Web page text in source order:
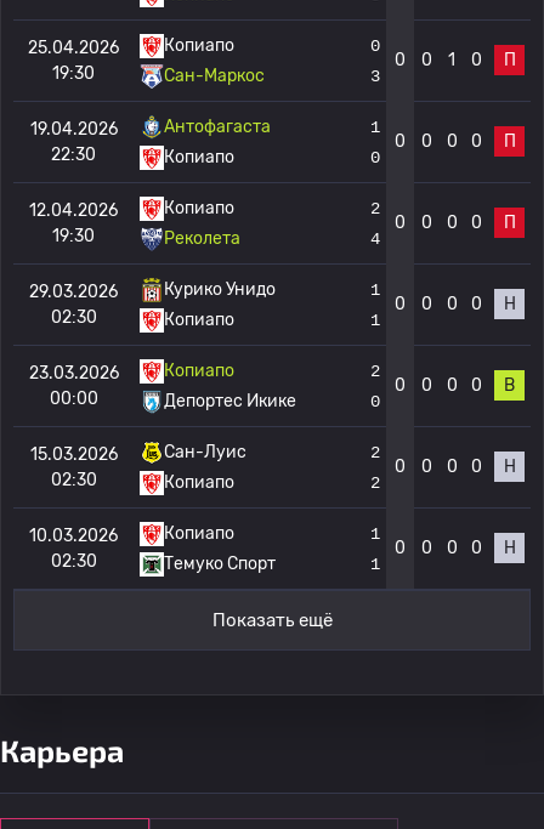
25.04.2026
19:30
Копиапо
Сан-Маркос
0
3
0 0 1 0 П
19.04.2026
22:30
Антофагаста
Копиапо
1
0
0 0 0 0 П
12.04.2026
19:30
Копиапо
Реколета
2
4
0 0 0 0 П
29.03.2026
02:30
Курико Унидо
Копиапо
1
1
0 0 0 0 Н
23.03.2026
00:00
Копиапо
Депортес Икике
2
0
0 0 0 0 В
15.03.2026
02:30
Сан-Луис
Копиапо
2
2
0 0 0 0 Н
10.03.2026
02:30
Копиапо
Темуко Спорт
1
1
0 0 0 0 Н
Показать ещё
Карьера